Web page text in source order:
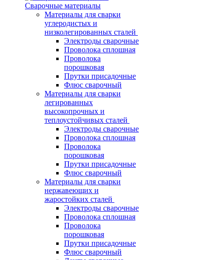
Сварочные материалы
Материалы для сварки
углеродистых и
низколегированных сталей
Электроды сварочные
Проволока сплошная
Проволока
порошковая
Прутки присадочные
Флюс сварочный
Материалы для сварки
легированных
высокопрочных и
теплоустойчивых сталей
Электроды сварочные
Проволока сплошная
Проволока
порошковая
Прутки присадочные
Флюс сварочный
Материалы для сварки
нержавеющих и
жаростойких сталей
Электроды сварочные
Проволока сплошная
Проволока
порошковая
Прутки присадочные
Флюс сварочный